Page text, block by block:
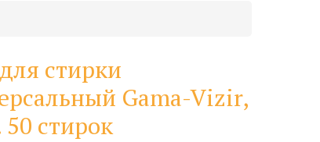
стирки
Gama-Vizir,
50 стирок